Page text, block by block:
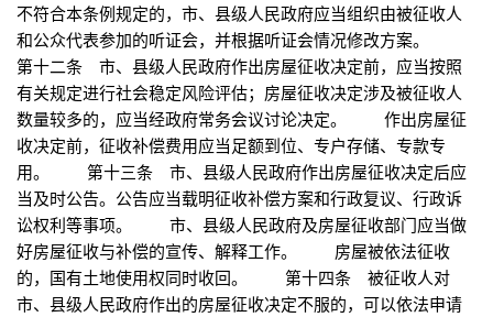
不符合本条例规定的，市、县级人民政府应当组织由被征收人
和公众代表参加的听证会，并根据听证会情况修改方案。
第十二条 市、县级人民政府作出房屋征收决定前，应当按照
有关规定进行社会稳定风险评估；房屋征收决定涉及被征收人
数量较多的，应当经政府常务会议讨论决定。 作出房屋征
收决定前，征收补偿费用应当足额到位、专户存储、专款专
用。 第十三条 市、县级人民政府作出房屋征收决定后应
当及时公告。公告应当载明征收补偿方案和行政复议、行政诉
讼权利等事项。 市、县级人民政府及房屋征收部门应当做
好房屋征收与补偿的宣传、解释工作。 房屋被依法征收
的，国有土地使用权同时收回。 第十四条 被征收人对
市、县级人民政府作出的房屋征收决定不服的，可以依法申请